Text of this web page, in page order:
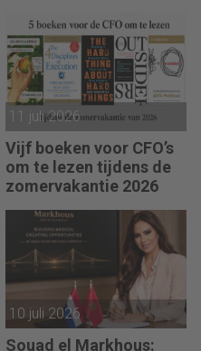
voor de wereld van
vandaag.”
11 juli 2026
Vijf boeken voor CFO’s
om te lezen tijdens de
zomervakantie 2026
10 juli 2026
Souad el Markhous: